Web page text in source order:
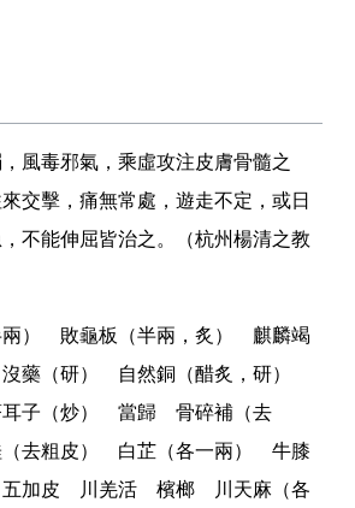
， 風毒邪氣 ，乘虛攻注皮膚骨髓之
交擊 ，痛無常處 ，遊走不定 ，或日
，不能伸屈皆治之 。
（杭州楊清之教
兩） 敗龜板（半兩 ，炙） 麒麟竭
藥（研） 自然銅（醋炙 ，研）
子（炒） 當歸 骨碎補（去
去粗皮） 白芷（各一兩） 牛膝
加皮 川羌活 檳榔 川天麻（各